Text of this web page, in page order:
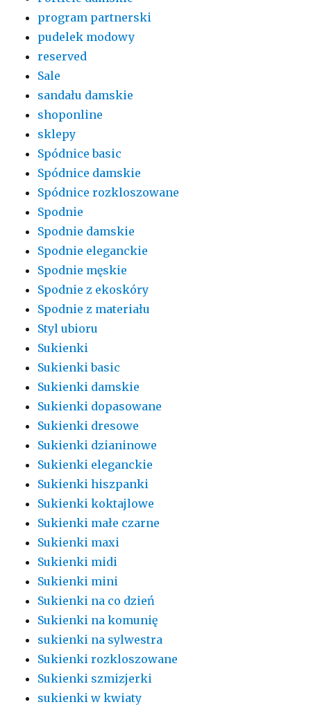
program partnerski
pudelek modowy
reserved
Sale
sandału damskie
shoponline
sklepy
Spódnice basic
Spódnice damskie
Spódnice rozkloszowane
Spodnie
Spodnie damskie
Spodnie eleganckie
Spodnie męskie
Spodnie z ekoskóry
Spodnie z materiału
Styl ubioru
Sukienki
Sukienki basic
Sukienki damskie
Sukienki dopasowane
Sukienki dresowe
Sukienki dzianinowe
Sukienki eleganckie
Sukienki hiszpanki
Sukienki koktajlowe
Sukienki małe czarne
Sukienki maxi
Sukienki midi
Sukienki mini
Sukienki na co dzień
Sukienki na komunię
sukienki na sylwestra
Sukienki rozkloszowane
Sukienki szmizjerki
sukienki w kwiaty